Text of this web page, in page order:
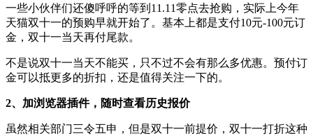
一些小伙伴们还傻呼呼的等到11.11零点去抢购，实际上今年
天猫双十一的预购早就开始了。基本上都是支付10元-100元订
金，双十一当天再付尾款。
不是说双十一当天不能买，只不过不会有那么多优惠。预付订
金可以抵更多的折扣，还是值得关注一下的。
2、加浏览器插件，随时查看历史报价
虽然相关部门三令五申，但是双十一前提价，双十一打折这种